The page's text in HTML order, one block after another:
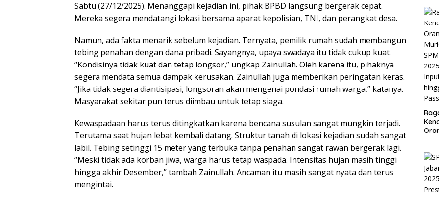
Sabtu (27/12/2025). Menanggapi kejadian ini, pihak BPBD langsung bergerak cepat.
Mereka segera mendatangi lokasi bersama aparat kepolisian, TNI, dan perangkat desa.
Namun, ada fakta menarik sebelum kejadian. Ternyata, pemilik rumah sudah membangun
tebing penahan dengan dana pribadi. Sayangnya, upaya swadaya itu tidak cukup kuat.
“Kondisinya tidak kuat dan tetap longsor,” ungkap Zainullah. Oleh karena itu, pihaknya
segera mendata semua dampak kerusakan. Zainullah juga memberikan peringatan keras.
“Jika tidak segera diantisipasi, longsoran akan mengenai pondasi rumah warga,” katanya.
Masyarakat sekitar pun terus diimbau untuk tetap siaga.
Kewaspadaan harus terus ditingkatkan karena bencana susulan sangat mungkin terjadi.
Terutama saat hujan lebat kembali datang. Struktur tanah di lokasi kejadian sudah sangat
labil. Tebing setinggi 15 meter yang terbuka tanpa penahan sangat rawan bergerak lagi.
“Meski tidak ada korban jiwa, warga harus tetap waspada. Intensitas hujan masih tinggi
hingga akhir Desember,” tambah Zainullah. Ancaman itu masih sangat nyata dan terus
mengintai.